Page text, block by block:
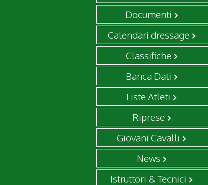
Documenti
Calendari dressage
Classifiche
Banca Dati
Liste Atleti
Riprese
Giovani Cavalli
News
Istruttori & Tecnici